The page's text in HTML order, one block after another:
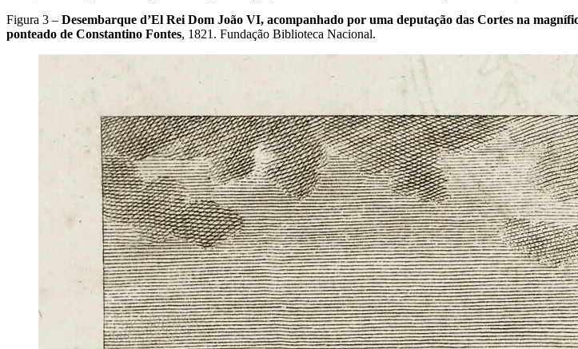
Figura 3 – Desembarque d’El Rei Dom João VI, acompanhado por uma deputação das Cortes na
ponteado de Constantino Fontes, 1821. Fundação Biblioteca Nacional.